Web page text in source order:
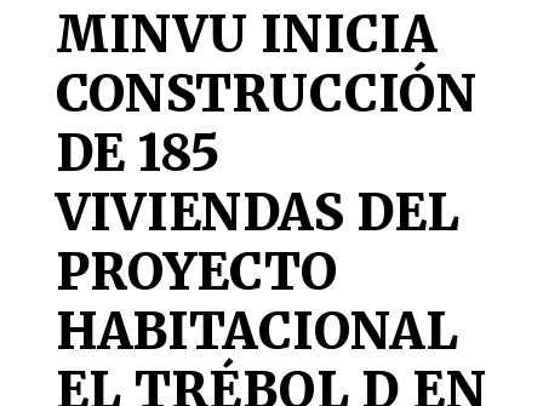
MINVU INICIA
CONSTRUCCIÓN
DE 185
VIVIENDAS DEL
PROYECTO
HABITACIONAL
EL TRÉBOL D EN